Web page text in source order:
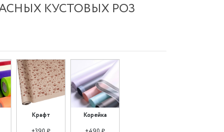
КУСТОВЫХ РОЗ
Крафт
Корейка